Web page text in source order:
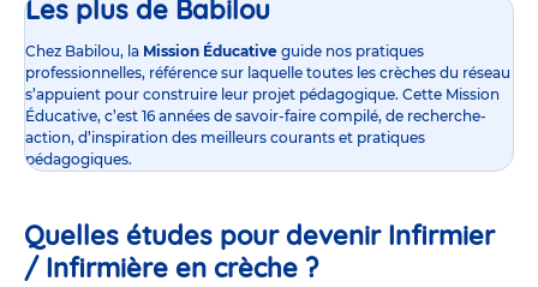
Les plus de Babilou
Chez Babilou, la Mission Éducative guide nos pratiques
professionnelles, référence sur laquelle toutes les crèches du réseau
s’appuient pour construire leur projet pédagogique. Cette Mission
Éducative, c’est 16 années de savoir-faire compilé, de recherche-
action, d’inspiration des meilleurs courants et pratiques
pédagogiques.
Quelles études pour devenir Infirmier
/ Infirmière en crèche ?